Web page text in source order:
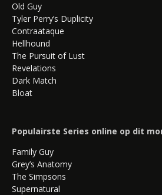
Old Guy
Tyler Perry’s Duplicity
Contraataque
Hellhound
The Pursuit of Lust
Revelations
Dark Match
Bloat
Populairste Series online op dit
Family Guy
Grey’s Anatomy
The Simpsons
Supernatural